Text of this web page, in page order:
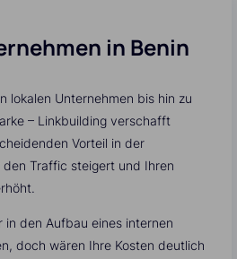
in Benin
lokalen Unternehmen bis hin zu
– Linkbuilding verschafft
Vorteil in der
Traffic steigert und Ihren
in den Aufbau eines internen
doch wären Ihre Kosten deutlich